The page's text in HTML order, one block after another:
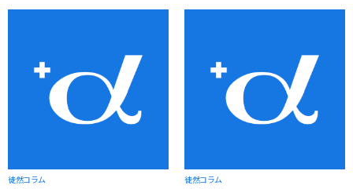
徒然コラム
徒然コラム